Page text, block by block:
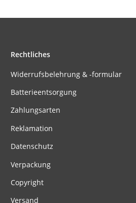
Rechtliches
Widerrufsbelehrung & -formular
Batterieentsorgung
Zahlungsarten
Reklamation
Datenschutz
Verpackung
Copyright
Versand